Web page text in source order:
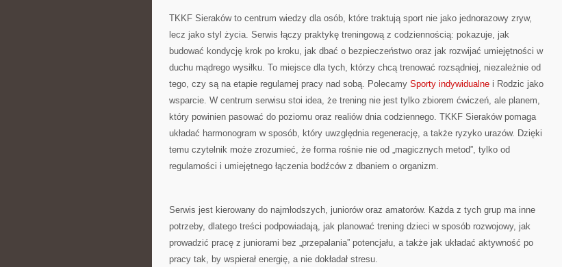
TKKF Sieraków to centrum wiedzy dla osób, które traktują sport nie jako jednorazowy zryw,
lecz jako styl życia. Serwis łączy praktykę treningową z codziennością: pokazuje, jak
budować kondycję krok po kroku, jak dbać o bezpieczeństwo oraz jak rozwijać umiejętności w
duchu mądrego wysiłku. To miejsce dla tych, którzy chcą trenować rozsądniej, niezależnie od
tego, czy są na etapie regularnej pracy nad sobą. Polecamy Sporty indywidualne i Rodzic jako
wsparcie. W centrum serwisu stoi idea, że trening nie jest tylko zbiorem ćwiczeń, ale planem,
który powinien pasować do poziomu oraz realiów dnia codziennego. TKKF Sieraków pomaga
układać harmonogram w sposób, który uwzględnia regenerację, a także ryzyko urazów. Dzięki
temu czytelnik może zrozumieć, że forma rośnie nie od „magicznych metod”, tylko od
regularności i umiejętnego łączenia bodźców z dbaniem o organizm.
Serwis jest kierowany do najmłodszych, juniorów oraz amatorów. Każda z tych grup ma inne
potrzeby, dlatego treści podpowiadają, jak planować trening dzieci w sposób rozwojowy, jak
prowadzić pracę z juniorami bez „przepalania” potencjału, a także jak układać aktywność po
pracy tak, by wspierał energię, a nie dokładał stresu.